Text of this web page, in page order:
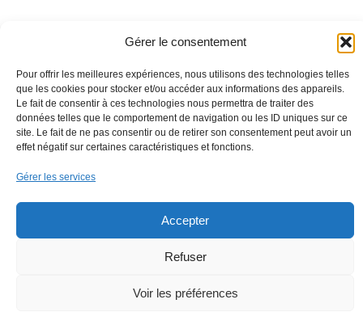
Gérer le consentement
Pour offrir les meilleures expériences, nous utilisons des technologies telles
que les cookies pour stocker et/ou accéder aux informations des appareils.
Le fait de consentir à ces technologies nous permettra de traiter des
données telles que le comportement de navigation ou les ID uniques sur ce
site. Le fait de ne pas consentir ou de retirer son consentement peut avoir un
effet négatif sur certaines caractéristiques et fonctions.
Gérer les services
Accepter
Refuser
Voir les préférences